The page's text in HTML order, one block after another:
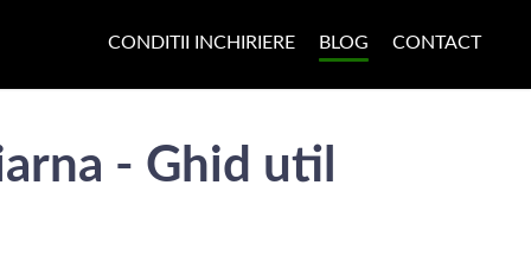
CONDITII INCHIRIERE BLOG CONTACT
- Ghid util